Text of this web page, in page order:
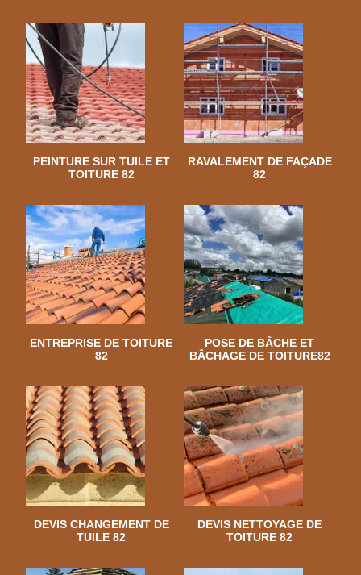
PEINTURE SUR TUILE ET
TOITURE 82
RAVALEMENT DE FAÇADE
82
ENTREPRISE DE TOITURE
82
POSE DE BÂCHE ET
BÂCHAGE DE TOITURE82
DEVIS CHANGEMENT DE
TUILE 82
DEVIS NETTOYAGE DE
TOITURE 82